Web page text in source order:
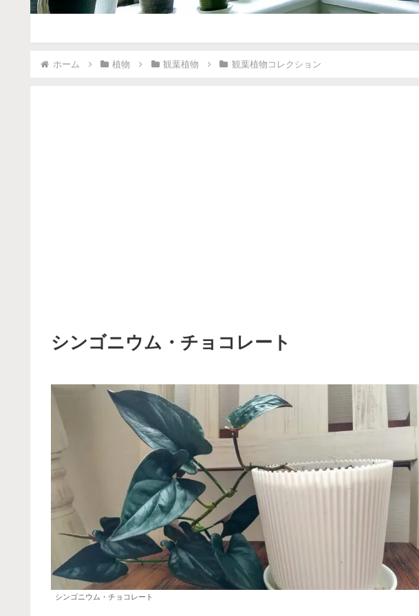
ホーム 植物 観葉植物 観葉植物コレクション
シンゴニウム・チョコレート
シンゴニウム・チョコレート